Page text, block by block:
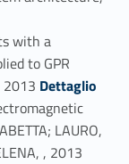
with a
to GPR
2013 Link identifier #identifier_person_182012-42
Dettaglio
LAURO,
, 2013